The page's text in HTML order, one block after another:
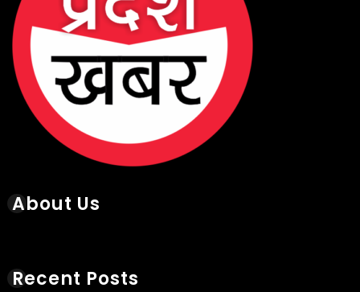
About Us
Recent Posts